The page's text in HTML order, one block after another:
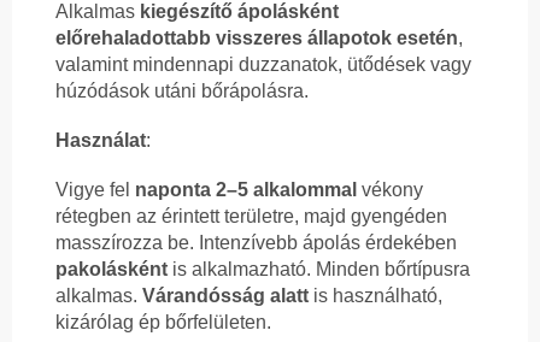
Alkalmas kiegészítő ápolásként
előrehaladottabb visszeres állapotok esetén,
valamint mindennapi duzzanatok, ütődések vagy
húzódások utáni bőrápolásra.
Használat:
Vigye fel naponta 2–5 alkalommal vékony
rétegben az érintett területre, majd gyengéden
masszírozza be. Intenzívebb ápolás érdekében
pakolásként is alkalmazható. Minden bőrtípusra
alkalmas. Várandósság alatt is használható,
kizárólag ép bőrfelületen.